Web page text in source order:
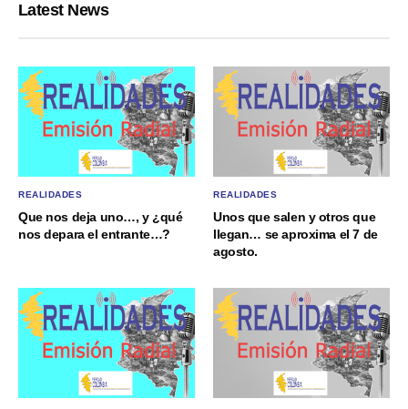
Latest News
REALIDADES
Que nos deja uno…, y ¿qué
nos depara el entrante…?
REALIDADES
Unos que salen y otros que
llegan… se aproxima el 7 de
agosto.